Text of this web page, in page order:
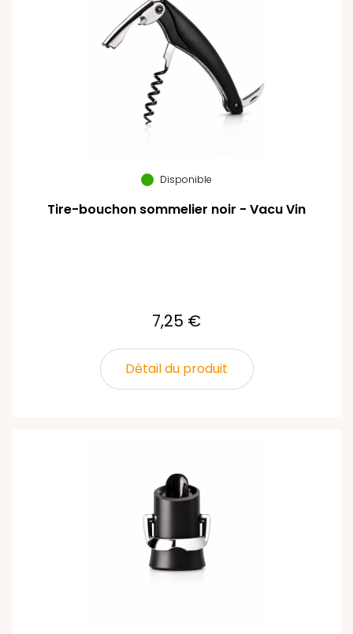
Disponible
Tire-bouchon sommelier noir - Vacu Vin
7,25 €
Détail du produit